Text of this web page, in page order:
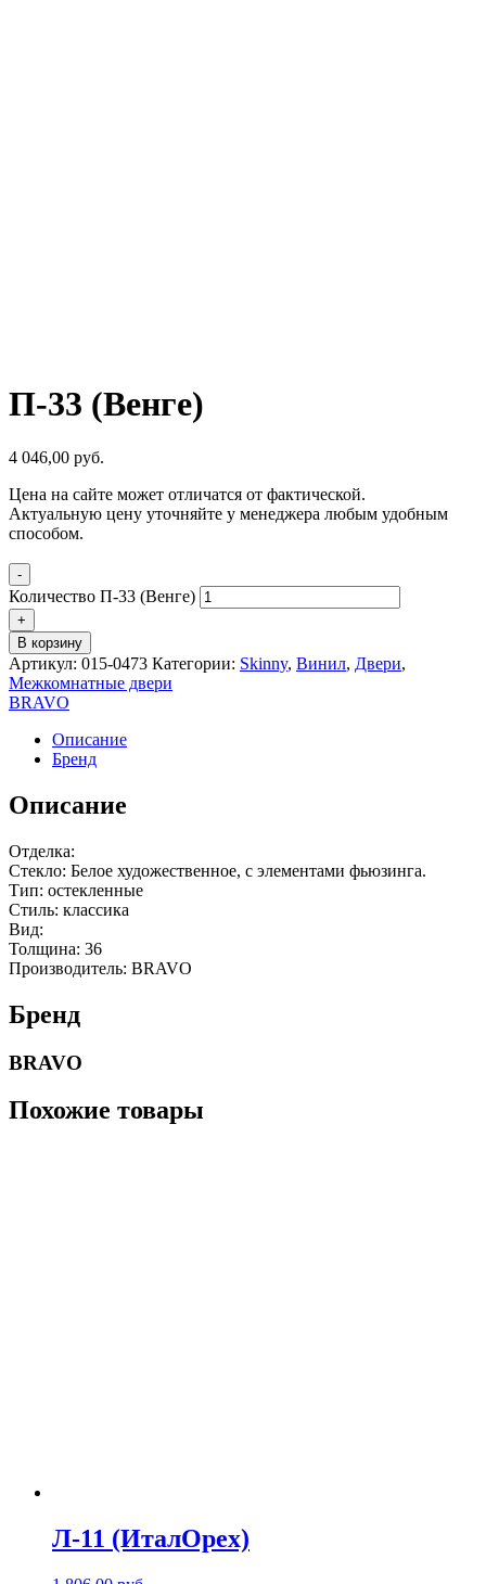
П-33 (Венге)
4 046,00 руб.
Цена на сайте может отличатся от фактической.
Актуальную цену уточняйте у менеджера любым удобным
способом.
-
Количество П-33 (Венге)
+
В корзину
Артикул: 015-0473 Категории: Skinny, Винил, Двери,
Межкомнатные двери
BRAVO
Описание
Бренд
Описание
Отделка:
Стекло: Белое художественное, с элементами фьюзинга.
Тип: остекленные
Стиль: классика
Вид:
Толщина: 36
Производитель: BRAVO
Бренд
BRAVO
Похожие товары
Л-11 (ИталОрех)